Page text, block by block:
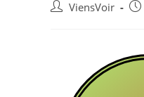
ViensVoir